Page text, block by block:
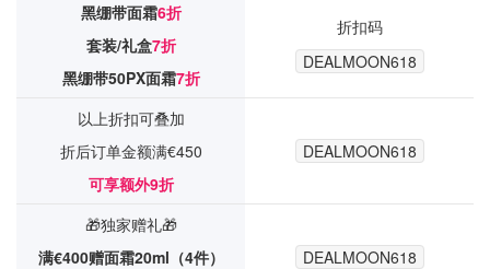
黑绷带面霜6折
套装/礼盒7折
黑绷带50PX面霜7折
折扣码
DEALMOON618
以上折扣可叠加
折后订单金额满€450
可享额外9折
DEALMOON618
🎁独家赠礼🎁
满€400赠面霜20ml（4件）
DEALMOON618